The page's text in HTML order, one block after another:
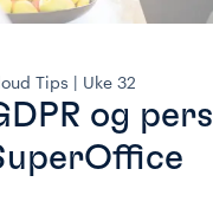
Tips | Uke 32
og